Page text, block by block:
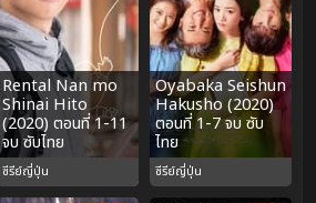
Rental Nan mo
Shinai Hito
(2020) ตอนที่ 1-11
จบ ซับไทย
ซีรีย์ญี่ปุ่น
Oyabaka Seishun
Hakusho (2020)
ตอนที่ 1-7 จบ ซับ
ไทย
ซีรีย์ญี่ปุ่น